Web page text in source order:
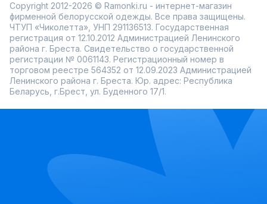
Copyright 2012-2026 © Ramonki.ru - интернет-магазин
фирменной белорусской одежды. Все права защищены.
ЧТУП «Чиколетта», УНП 291136513. Государственная
регистрация от 12.10.2012 Администрацией Ленинского
района г. Бреста. Свидетельство о государственной
регистрации № 0061143. Регистрационный номер в
торговом реестре 564352 от 12.09.2023 Администрацией
Ленинского района г. Бреста. Юр. адрес: Республика
Беларусь, г.Брест, ул. Буденного 17/1.